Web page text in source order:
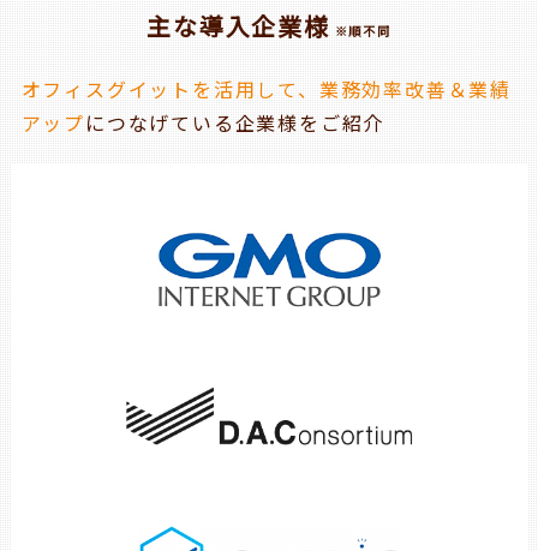
主な導入企業様※順不同
オフィスグイットを活用して、業務効率改善＆業績
アップにつなげている企業様をご紹介